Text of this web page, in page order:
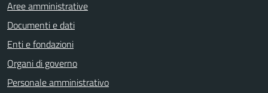
Aree amministrative
Documenti e dati
Enti e fondazioni
Organi di governo
Personale amministrativo